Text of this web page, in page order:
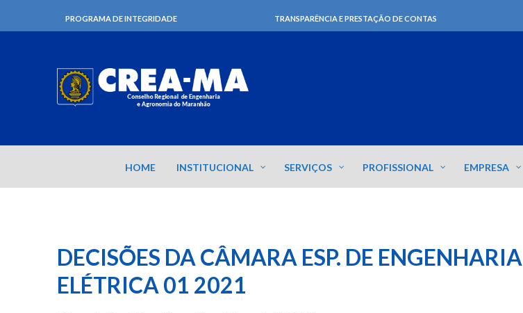
PROGRAMA DE INTEGRIDADE TRANSPARÊNCIA E PRESTAÇÃO DE CONTAS
HOME INSTITUCIONAL SERVIÇOS PROFISSIONAL EMPRESA
DECISÕES DA CÂMARA ESP. DE ENGENHARIA
ELÉTRICA 01 2021